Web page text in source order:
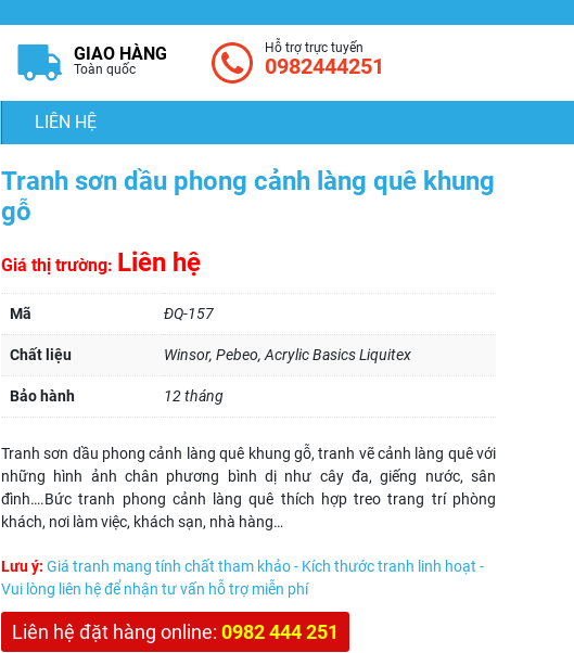
GIAO HÀNG
Toàn quốc
Hỗ trợ trực tuyến
0982444251
LIÊN HỆ
Tranh sơn dầu phong cảnh làng quê khung
gỗ
Giá thị trường: Liên hệ
Mã ĐQ-157
Chất liệu Winsor, Pebeo, Acrylic Basics Liquitex
Bảo hành 12 tháng
Tranh sơn dầu phong cảnh làng quê khung gỗ, tranh vẽ cảnh làng quê với
những hình ảnh chân phương bình dị như cây đa, giếng nước, sân
đình….Bức tranh phong cảnh làng quê thích hợp treo trang trí phòng
khách, nơi làm việc, khách sạn, nhà hàng…
Lưu ý: Giá tranh mang tính chất tham khảo - Kích thước tranh linh hoạt -
Vui lòng liên hệ để nhận tư vấn hỗ trợ miễn phí
Liên hệ đặt hàng online: 0982 444 251